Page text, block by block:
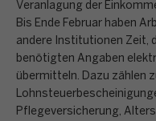
Veranlagung der
Bis Ende Februar haben
andere Institutionen Zeit,
benötigten Angaben
übermitteln. Dazu zählen
Pflegeversicherung,